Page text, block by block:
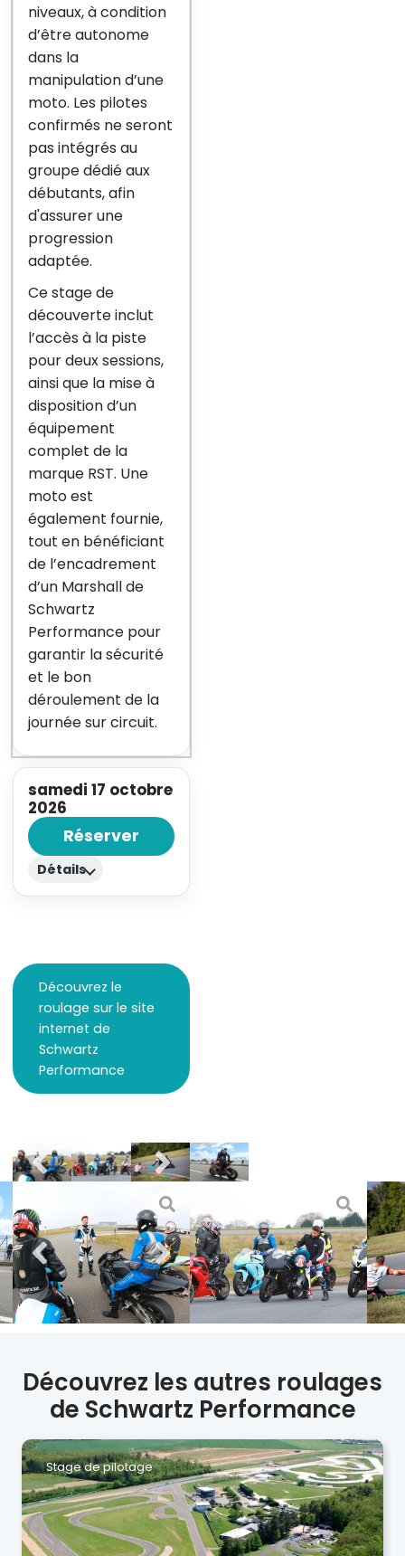
niveaux, à condition
d’être autonome
dans la
manipulation d’une
moto. Les pilotes
confirmés ne seront
pas intégrés au
groupe dédié aux
débutants, afin
d'assurer une
progression
adaptée.
Ce stage de
découverte inclut
l’accès à la piste
pour deux sessions,
ainsi que la mise à
disposition d’un
équipement
complet de la
marque RST. Une
moto est
également fournie,
tout en bénéficiant
de l’encadrement
d’un Marshall de
Schwartz
Performance pour
garantir la sécurité
et le bon
déroulement de la
journée sur circuit.
samedi 17 octobre
2026
Réserver
Détails
Découvrez le
roulage sur le site
internet de
Schwartz
Performance
Découvrez les autres roulages
de Schwartz Performance
Stage de pilotage